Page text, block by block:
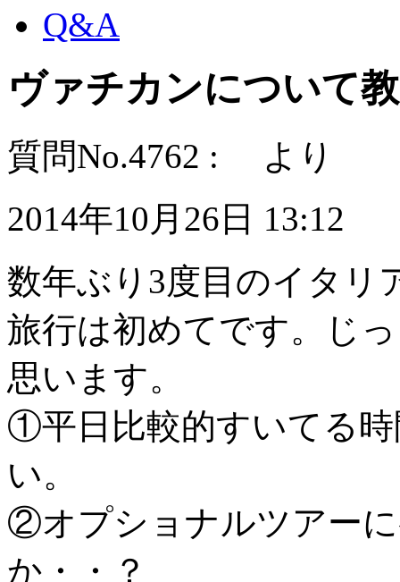
Q&A
ヴァチカンについて
質問No.4762 : より
2014年10月26日 13:12
数年ぶり3度目のイタリ
旅行は初めてです。じ
思います。
①平日比較的すいてる
い。
②オプショナルツアー
か・・？